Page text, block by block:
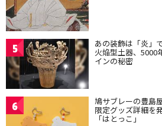
5 あの装飾は「炎」
火焔型土器、5000
インの秘密
6 鳩サブレーの豊島
限定グッズ詳細を
「はとっこ」